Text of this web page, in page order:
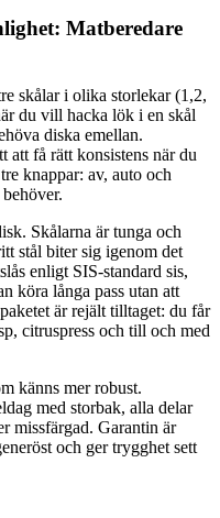
Matberedare
skålar i olika storlekar (1,2,
du vill hacka lök i en skål
diska emellan.
att få rätt konsistens när du
knappar: av, auto och
Skålarna är tunga och
stål biter sig igenom det
enligt SIS-standard sis,
köra långa pass utan att
är rejält tilltaget: du får
citruspress och till och med
känns mer robust.
med storbak, alla delar
missfärgad. Garantin är
och ger trygghet sett